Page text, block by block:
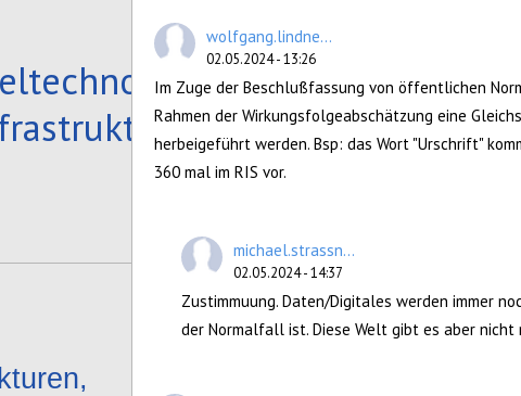
wolfgang.lindne...
02.05.2024 - 13:26
Im Zuge der Beschlußfassung von öffentlichen
Rahmen der Wirkungsfolgeabschätzung eine
herbeigeführt werden. Bsp: das Wort "Urschrift"
360 mal im RIS vor.
michael.strassn...
02.05.2024 - 14:37
Zustimmuung. Daten/Digitales werden immer
der Normalfall ist. Diese Welt gibt es aber nicht